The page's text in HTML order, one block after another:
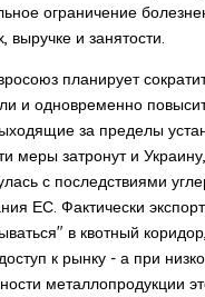
ограничение
выручке и занятости.
планирует
и одновременно
за пределы
меры затронут и
с последствиями
ЕС. Фактически
в квотный
к рынку - а при
металлопродукции